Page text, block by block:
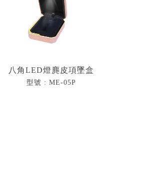
八角LED燈麂皮項墜盒
型號 : ME-05P